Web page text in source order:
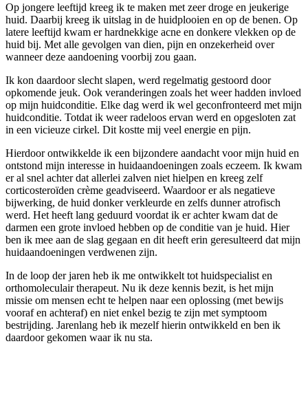
Op jongere leeftijd kreeg ik te maken met zeer droge en jeukerige
huid. Daarbij kreeg ik uitslag in de huidplooien en op de benen. Op
latere leeftijd kwam er hardnekkige acne en donkere vlekken op de
huid bij. Met alle gevolgen van dien, pijn en onzekerheid over
wanneer deze aandoening voorbij zou gaan.
Ik kon daardoor slecht slapen, werd regelmatig gestoord door
opkomende jeuk. Ook veranderingen zoals het weer hadden invloed
op mijn huidconditie. Elke dag werd ik wel geconfronteerd met mijn
huidconditie. Totdat ik weer radeloos ervan werd en opgesloten zat
in een vicieuze cirkel. Dit kostte mij veel energie en pijn.
Hierdoor ontwikkelde ik een bijzondere aandacht voor mijn huid en
ontstond mijn interesse in huidaandoeningen zoals eczeem. Ik kwam
er al snel achter dat allerlei zalven niet hielpen en kreeg zelf
corticosteroïden crème geadviseerd. Waardoor er als negatieve
bijwerking, de huid donker verkleurde en zelfs dunner atrofisch
werd. Het heeft lang geduurd voordat ik er achter kwam dat de
darmen een grote invloed hebben op de conditie van je huid. Hier
ben ik mee aan de slag gegaan en dit heeft erin geresulteerd dat mijn
huidaandoeningen verdwenen zijn.
In de loop der jaren heb ik me ontwikkelt tot huidspecialist en
orthomoleculair therapeut. Nu ik deze kennis bezit, is het mijn
missie om mensen echt te helpen naar een oplossing (met bewijs
vooraf en achteraf) en niet enkel bezig te zijn met symptoom
bestrijding. Jarenlang heb ik mezelf hierin ontwikkeld en ben ik
daardoor gekomen waar ik nu sta.